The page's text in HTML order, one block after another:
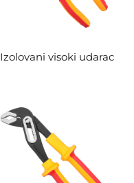
Izolovani visoki udarac